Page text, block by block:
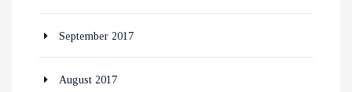
September 2017
August 2017